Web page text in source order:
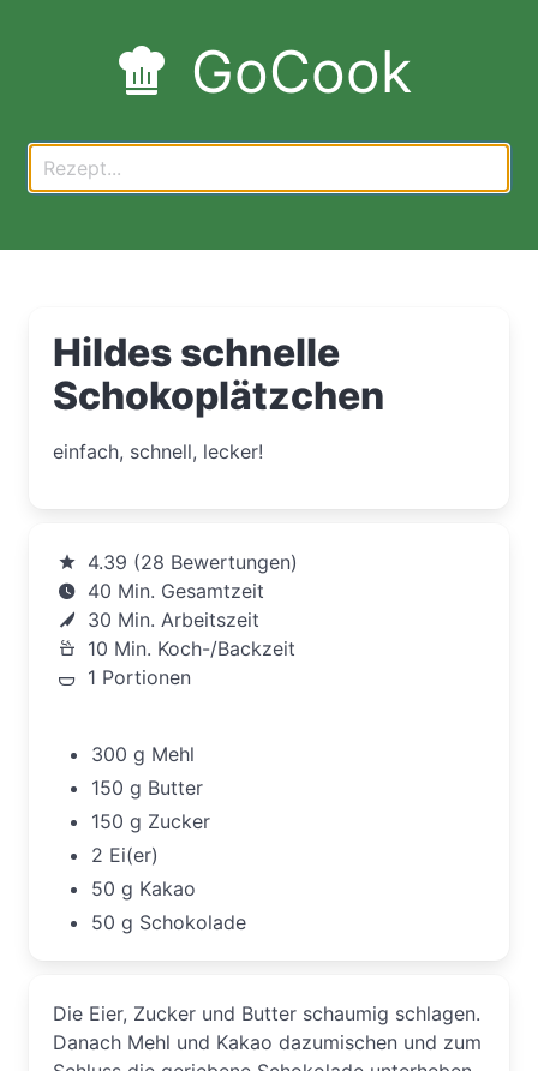
GoCook
Hildes schnelle
Schokoplätzchen
einfach, schnell, lecker!
4.39 (28 Bewertungen)
40 Min. Gesamtzeit
30 Min. Arbeitszeit
10 Min. Koch-/Backzeit
1 Portionen
300 g Mehl
150 g Butter
150 g Zucker
2 Ei(er)
50 g Kakao
50 g Schokolade
Die Eier, Zucker und Butter schaumig schlagen.
Danach Mehl und Kakao dazumischen und zum